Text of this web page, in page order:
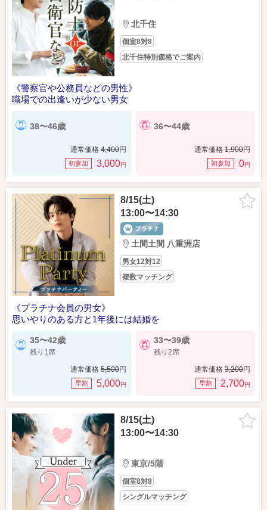
北千住
個室8対8
北千住特別価格でご案内
《警察官や公務員などの男性》
職場での出逢いが少ない男女
38〜46歳
通常価格 4,400円
初参加 3,000円
36〜44歳
通常価格 1,900円
初参加 0円
8/15(土)
13:00〜14:30
土間土間 八重洲店
男女12対12
複数マッチング
《プラチナ会員の男女》
思いやりのある方と1年後には結婚を
35〜42歳
残り1席
通常価格 5,500円
早割 5,000円
33〜39歳
残り2席
通常価格 3,200円
早割 2,700円
8/15(土)
13:00〜14:30
東京/5階
個室8対8
シングルマッチング